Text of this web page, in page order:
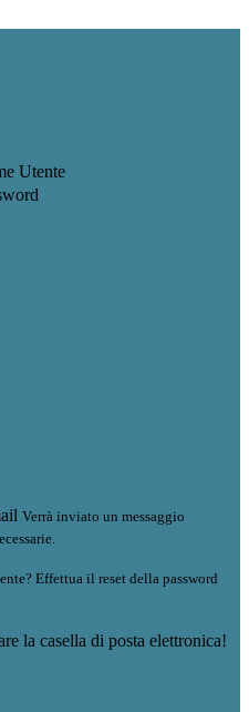
Utente
Verrà inviato un messaggio
Effettua il reset della password
la casella di posta elettronica!